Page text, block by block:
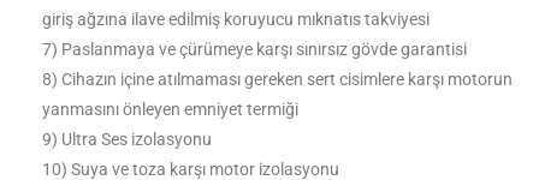
giriş ağzına ilave edilmiş koruyucu mıknatıs takviyesi
7) Paslanmaya ve çürümeye karşı sınırsız gövde garantisi
8) Cihazın içine atılmaması gereken sert cisimlere karşı motorun
yanmasını önleyen emniyet termiği
9) Ultra Ses izolasyonu
10) Suya ve toza karşı motor izolasyonu